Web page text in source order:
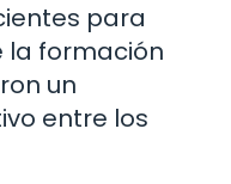
para
formación
un
entre los